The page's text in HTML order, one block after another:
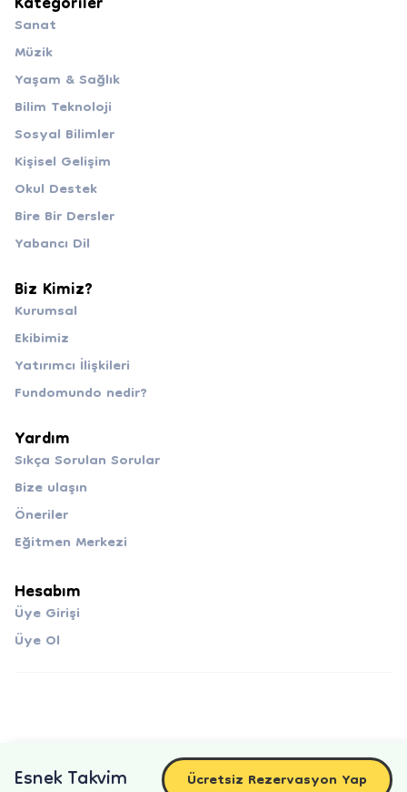
Esnek Takvim Ücretsiz Rezervasyon Yap
Sanat
Müzik
Yaşam & Sağlık
Bilim Teknoloji
Sosyal Bilimler
Kişisel Gelişim
Okul Destek
Bire Bir Dersler
Yabancı Dil
Biz Kimiz?
Kurumsal
Ekibimiz
Yatırımcı İlişkileri
Fundomundo nedir?
Yardım
Sıkça Sorulan Sorular
Bize ulaşın
Öneriler
Eğitmen Merkezi
Hesabım
Üye Girişi
Üye Ol